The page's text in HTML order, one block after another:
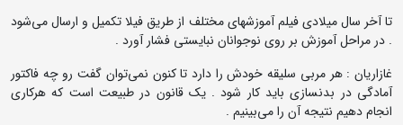
تا آخر سال میلادی فیلم آموزشهای مختلف از طریق فیلا تکمیل و ارسال می‌شود
. در مراحل آموزش بر روی نوجوانان نبایستی فشار آورد .
غازاریان : هر مربی سلیقه خودش را دارد تا کنون نمی‌توان گفت رو چه فاکتور
آمادگی در بدنسازی باید کار شود . یک قانون در طبیعت است که هرکاری
انجام دهیم نتیجه آن را می‌بینیم .